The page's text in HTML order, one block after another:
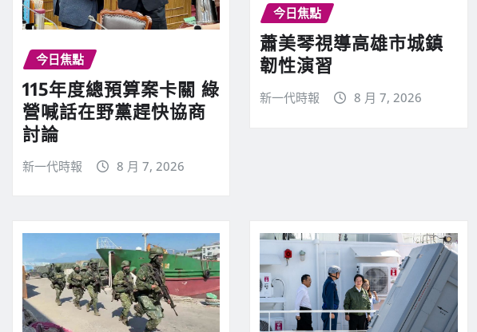
i
n
g
今日焦點
115年度總預算案卡關 綠
營喊話在野黨趕快協商
討論
新一代時報 8 月 7, 2026
今日焦點
蕭美琴視導高雄市城鎮
韌性演習
新一代時報 8 月 7, 2026